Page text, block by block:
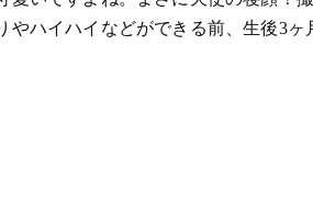
やハイハイなどができる前、生後3